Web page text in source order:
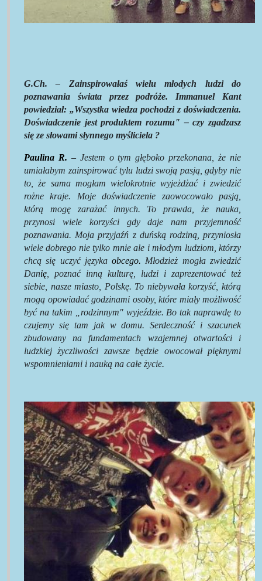
G.Ch. – Zainspirowałaś wielu młodych ludzi do
poznawania świata przez podróże. Immanuel Kant
powiedział: „Wszystka wiedza pochodzi z doświadczenia.
Doświadczenie jest produktem rozumu" – czy zgadzasz
się ze słowami słynnego myśliciela ?
Paulina R. – Jestem o tym głęboko przekonana, że nie
umiałabym zainspirować tylu ludzi swoją pasją, gdyby nie
to, że sama mogłam wielokrotnie wyjeżdżać i zwiedzić
rożne kraje. Moje doświadczenie zaowocowało pasją,
którą mogę zarażać innych. To prawda, że nauka,
przynosi wiele korzyści gdy daje nam przyjemność
poznawania. Moja przyjaźń z duńską rodziną, przyniosła
wiele dobrego nie tylko mnie ale i młodym ludziom, którzy
chcą się uczyć językaobcego. Młodzież mogła zwiedzić
Danię , poznać inną kulturę, ludzi i zaprezentować też
siebie, nasze miasto, Polskę. To niebywała korzyść, którą
mogą opowiadać godzinami osoby, które miały możliwość
być na takim „rodzinnym" wyjeździe. Bo tak naprawdę to
czujemy się tam jak w domu. Serdeczność i szacunek
zbudowany na fundamentach wzajemnej otwartości i
ludzkiej życzliwości zawsze będzie owocował pięknymi
wspomnieniami i nauką na całe życie.